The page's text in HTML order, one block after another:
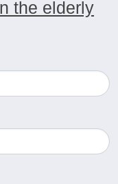
the elderly